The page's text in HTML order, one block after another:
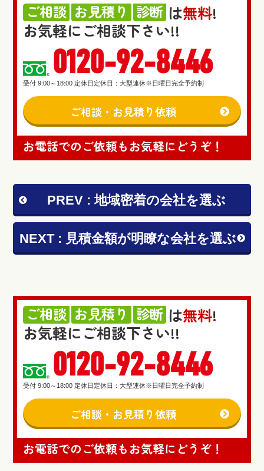
ご相談 お見積り 診断 は無料!
お気軽にご相談下さい!!
0120-92-8446
受付 9:00～18:00 定休日定休日：大型連休※日曜日完全予約制
ご相談・お見積り依頼
お電話でのご依頼もお気軽にどうぞ！
PREV : 地域密着の会社を選ぶ
NEXT : 見積金額が明瞭な会社を選ぶ
ご相談 お見積り 診断 は無料!
お気軽にご相談下さい!!
0120-92-8446
受付 9:00～18:00 定休日定休日：大型連休※日曜日完全予約制
ご相談・お見積り依頼
お電話でのご依頼もお気軽にどうぞ！